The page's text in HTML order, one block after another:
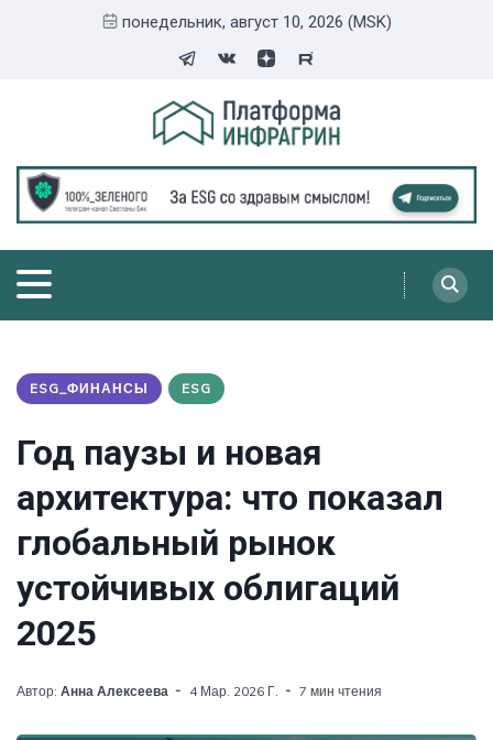
понедельник, август 10, 2026 (MSK)
ESG_ФИНАНСЫ ESG
Год паузы и новая
архитектура: что показал
глобальный рынок
устойчивых облигаций
2025
Автор: Анна Алексеева 4 Мар. 2026 Г. 7 мин чтения